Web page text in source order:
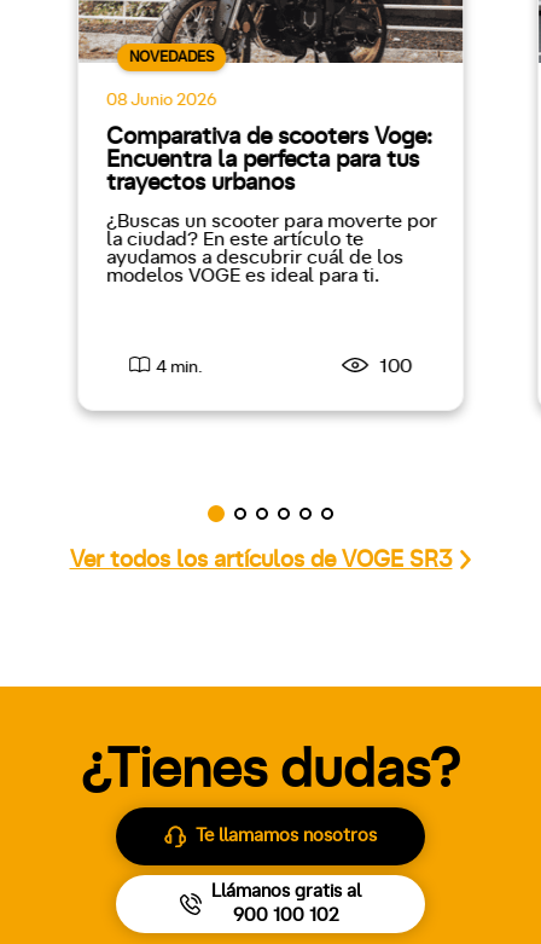
NOVEDADES
08 Junio 2026
Comparativa de scooters Voge:
Encuentra la perfecta para tus
trayectos urbanos
¿Buscas un scooter para moverte por
la ciudad? En este artículo te
ayudamos a descubrir cuál de los
modelos VOGE es ideal para ti.
4 min. 100
Ver todos los artículos de VOGE SR3
¿Tienes dudas?
Te llamamos nosotros
Llámanos gratis al
900 100 102